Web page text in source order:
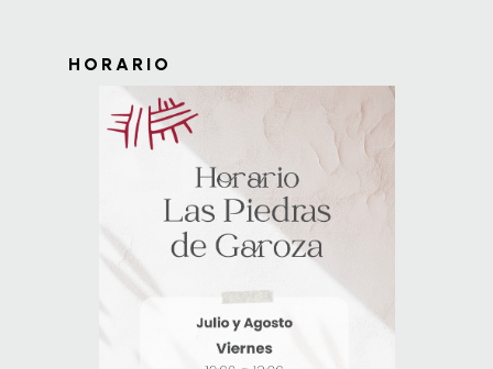
HORARIO